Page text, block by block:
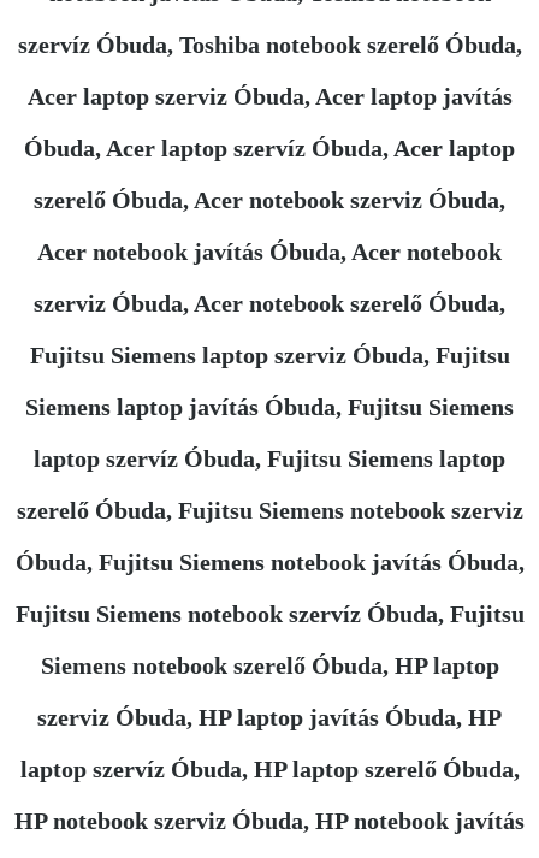
szervíz Óbuda, Toshiba notebook szerelő Óbuda,
Acer laptop szerviz Óbuda, Acer laptop javítás
Óbuda, Acer laptop szervíz Óbuda, Acer laptop
szerelő Óbuda, Acer notebook szerviz Óbuda,
Acer notebook javítás Óbuda, Acer notebook
szerviz Óbuda, Acer notebook szerelő Óbuda,
Fujitsu Siemens laptop szerviz Óbuda, Fujitsu
Siemens laptop javítás Óbuda, Fujitsu Siemens
laptop szervíz Óbuda, Fujitsu Siemens laptop
szerelő Óbuda, Fujitsu Siemens notebook szerviz
Óbuda, Fujitsu Siemens notebook javítás Óbuda,
Fujitsu Siemens notebook szervíz Óbuda, Fujitsu
Siemens notebook szerelő Óbuda, HP laptop
szerviz Óbuda, HP laptop javítás Óbuda, HP
laptop szervíz Óbuda, HP laptop szerelő Óbuda,
HP notebook szerviz Óbuda, HP notebook javítás